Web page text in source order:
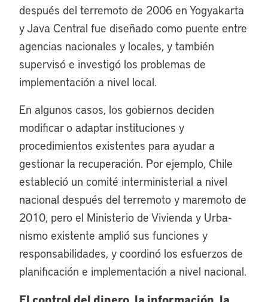
después del terremoto de 2006 en Yogyakarta
y Java Central fue diseñado como puente entre
agencias nacionales y locales, y también
supervisó e investigó los problemas de
implementación a nivel local.
En algunos casos, los gobiernos deciden
modificar o adaptar instituciones y
procedimientos existentes para ayudar a
gestionar la recuperación. Por ejemplo, Chile
estableció un comité interministerial a nivel
nacional después del terremoto y maremoto de
2010, pero el Ministerio de Vivienda y Urba-
nismo existente amplió sus funciones y
responsabilidades, y coordinó los esfuerzos de
planificación e implementación a nivel nacional.